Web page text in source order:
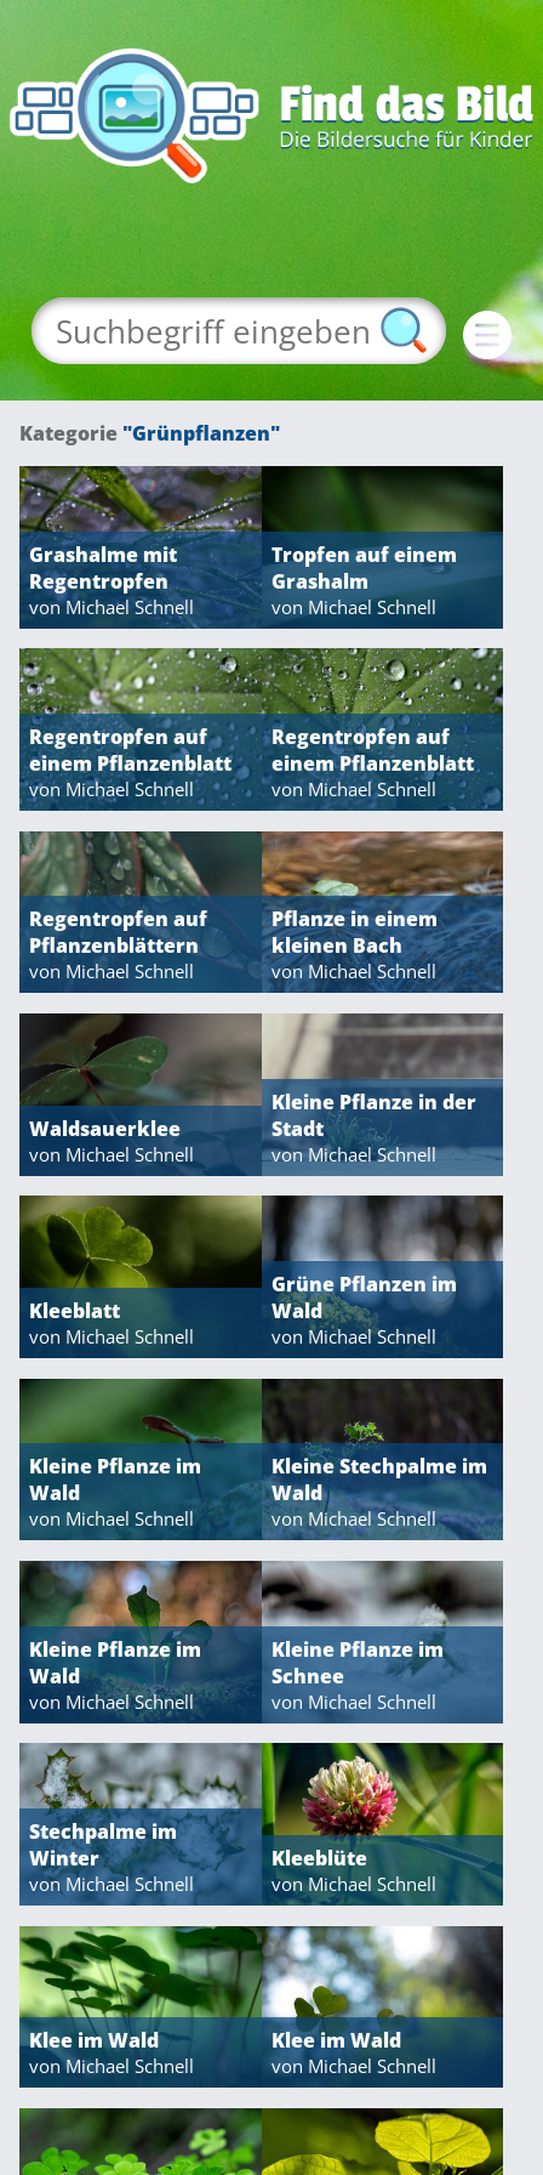
Kategorie "Grünpflanzen"
Grashalme mit
Regentropfen
von Michael Schnell
Tropfen auf einem
Grashalm
von Michael Schnell
Regentropfen auf
einem Pflanzenblatt
von Michael Schnell
Regentropfen auf
einem Pflanzenblatt
von Michael Schnell
Regentropfen auf
Pflanzenblättern
von Michael Schnell
Pflanze in einem
kleinen Bach
von Michael Schnell
Waldsauerklee
von Michael Schnell
Kleine Pflanze in der
Stadt
von Michael Schnell
Kleeblatt
von Michael Schnell
Grüne Pflanzen im
Wald
von Michael Schnell
Kleine Pflanze im
Wald
von Michael Schnell
Kleine Stechpalme im
Wald
von Michael Schnell
Kleine Pflanze im
Wald
von Michael Schnell
Kleine Pflanze im
Schnee
von Michael Schnell
Stechpalme im
Winter
von Michael Schnell
Kleeblüte
von Michael Schnell
Klee im Wald
von Michael Schnell
Klee im Wald
von Michael Schnell